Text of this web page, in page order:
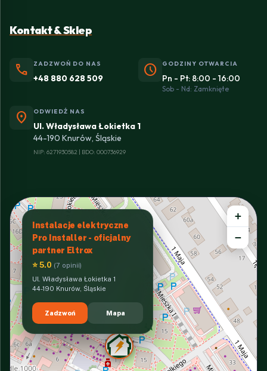
Kontakt & Sklep
phone ZADZWOŃ DO NAS
+48 880 628 509 schedule GODZINY OTWARCIA
Pn - Pt: 8:00 - 16:00
Sob - Nd: Zamknięte
location_on ODWIEDŹ NAS
Ul. Władysława Łokietka 1
44-190 Knurów, Śląskie
NIP: 6271930582 | BDO: 000736929
Instalacje elektryczne
Pro Installer - oficjalny
partner Eltrox
⭐ 5.0 (7 opinii)
Ul. Władysława Łokietka 1
44-190 Knurów, Śląskie
Zadzwoń Mapa
+
−